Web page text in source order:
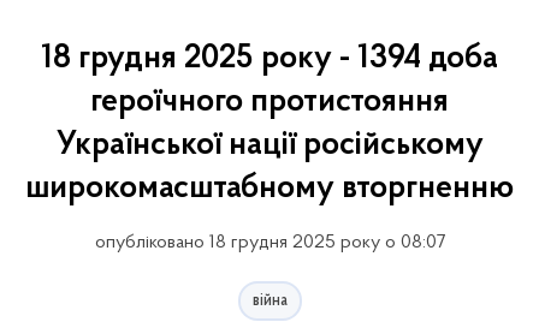
18 грудня 2025 року - 1394 доба
героїчного протистояння
Української нації російському
широкомасштабному вторгненню
опубліковано 18 грудня 2025 року о 08:07
війна